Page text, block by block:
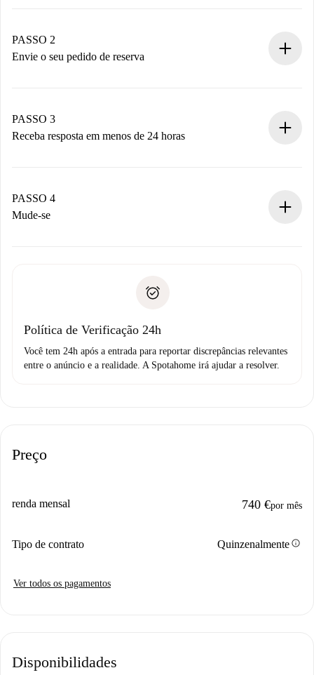
Você tem todas as informações necessárias
antecipadamente.
PASSO 2
Envie o seu pedido de reserva
Não cobramos nada até que o proprietário confirme.
PASSO 3
Receba resposta em menos de 24 horas
proprietário.
Se recusada: não cobraremos nada e ofereceremos
Débito direto bancário
PASSO 4
Mude-se
não comunicar nenhum problema.
Política de Verificação 24h
Você tem 24h após a entrada para reportar discrepâncias relevantes
entre o anúncio e a realidade. A Spotahome irá ajudar a resolver.
Preço
renda mensal 740 €por mês
Tipo de contrato Quinzenalmenteinfo
Ver todos os pagamentos
Disponibilidades